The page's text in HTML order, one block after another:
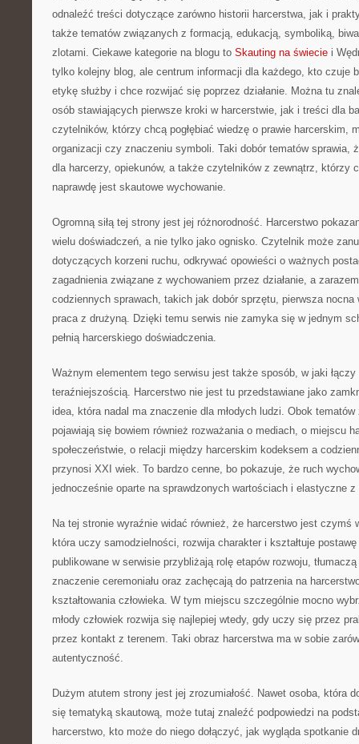
odnaleźć treści dotyczące zarówno historii harcerstwa, jak i
także tematów związanych z formacją, edukacją, symboliką,
zlotami. Ciekawe kategorie na blogu to Skauting na świecie i
tylko kolejny blog, ale centrum informacji dla każdego, kto czuje
etykę służby i chce rozwijać się poprzez działanie. Można tu
osób stawiających pierwsze kroki w harcerstwie, jak i treści dla
czytelników, którzy chcą pogłębiać wiedzę o prawie harcerskim,
organizacji czy znaczeniu symboli. Taki dobór tematów sprawia,
dla harcerzy, opiekunów, a także czytelników z zewnątrz, którzy
naprawdę jest skautowe wychowanie.
Ogromną siłą tej strony jest jej różnorodność. Harcerstwo
wielu doświadczeń, a nie tylko jako ognisko. Czytelnik może
dotyczących korzeni ruchu, odkrywać opowieści o ważnych
zagadnienia związane z wychowaniem przez działanie, a
codziennych sprawach, takich jak dobór sprzętu, pierwsza
praca z drużyną. Dzięki temu serwis nie zamyka się w jednym
pełnią harcerskiego doświadczenia.
Ważnym elementem tego serwisu jest także sposób, w jaki łączy
teraźniejszością. Harcerstwo nie jest tu przedstawiane jako
idea, która nadal ma znaczenie dla młodych ludzi. Obok
pojawiają się bowiem również rozważania o mediach, o miejscu
społeczeństwie, o relacji między harcerskim kodeksem a
przynosi XXI wiek. To bardzo cenne, bo pokazuje, że ruch
jednocześnie oparte na sprawdzonych wartościach i elastyczne
Na tej stronie wyraźnie widać również, że harcerstwo jest czymś
która uczy samodzielności, rozwija charakter i kształtuje
publikowane w serwisie przybliżają rolę etapów rozwoju,
znaczenie ceremoniału oraz zachęcają do patrzenia na
kształtowania człowieka. W tym miejscu szczególnie mocno
młody człowiek rozwija się najlepiej wtedy, gdy uczy się przez
przez kontakt z terenem. Taki obraz harcerstwa ma w sobie
autentyczność.
Dużym atutem strony jest jej zrozumiałość. Nawet osoba, która
się tematyką skautową, może tutaj znaleźć podpowiedzi na
harcerstwo, kto może do niego dołączyć, jak wygląda spotkanie